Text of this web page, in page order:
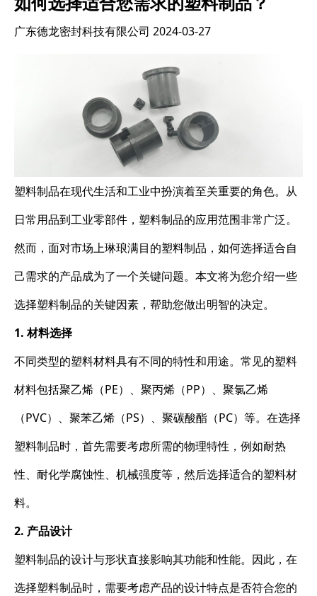
广东德龙密封科技有限公司 2024-03-27
塑料制品在现代生活和工业中扮演着至关重要的角色。从
日常用品到工业零部件，塑料制品的应用范围非常广泛。
然而，面对市场上琳琅满目的塑料制品，如何选择适合自
己需求的产品成为了一个关键问题。本文将为您介绍一些
选择塑料制品的关键因素，帮助您做出明智的决定。
1. 材料选择
不同类型的塑料材料具有不同的特性和用途。常见的塑料
材料包括聚乙烯（PE）、聚丙烯（PP）、聚氯乙烯
（PVC）、聚苯乙烯（PS）、聚碳酸酯（PC）等。在选择
塑料制品时，首先需要考虑所需的物理特性，例如耐热
性、耐化学腐蚀性、机械强度等，然后选择适合的塑料材
料。
2. 产品设计
塑料制品的设计与形状直接影响其功能和性能。因此，在
选择塑料制品时，需要考虑产品的设计特点是否符合您的